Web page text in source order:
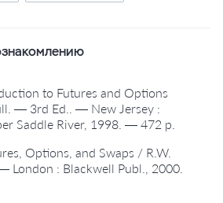
to Futures and Options
— 3rd Ed.. — New Jersey :
Saddle River, 1998. — 472 p.
Options, and Swaps / R.W.
London : Blackwell Publ., 2000.